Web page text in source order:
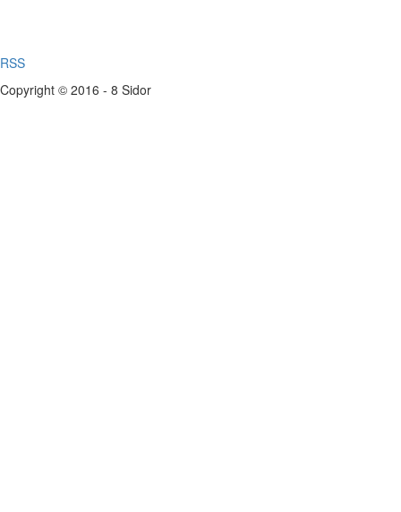
RSS
Copyright © 2016 - 8 Sidor